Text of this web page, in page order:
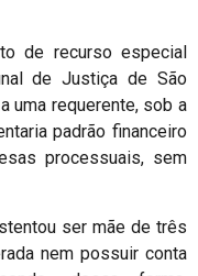
de recurso especial
de Justiça de São
uma requerente, sob a
padrão financeiro
processuais, sem
ser mãe de três
nem possuir conta